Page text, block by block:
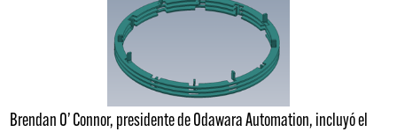
Brendan O’ Connor, presidente de Odawara Automation, incluyó el